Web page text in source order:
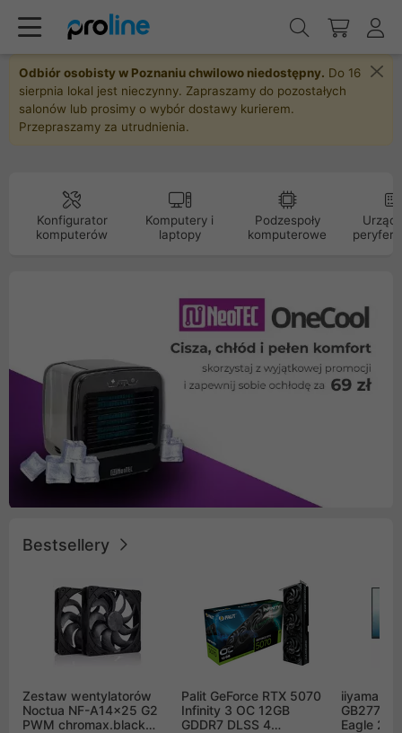
Odbiór osobisty w Poznaniu chwilowo niedostępny. Do 16
sierpnia lokal jest nieczynny. Zapraszamy do pozostałych
salonów lub prosimy o wybór dostawy kurierem.
Przepraszamy za utrudnienia.
Konfigurator
komputerów
Komputery i
laptopy
Podzespoły
komputerowe
Bestsellery
Zestaw wentylatorów
Noctua NF-A14x25 G2
PWM chromax.black
Palit GeForce RTX 5070
Infinity 3 OC 12GB
GDDR7 DLSS 4
iiyama G-
Eagle 27"